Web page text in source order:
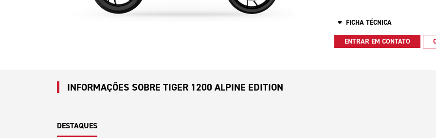
FICHA TÉCNICA
ENTRAR EM CONTATO
INFORMAÇÕES SOBRE TIGER 1200 ALPINE EDITION
DESTAQUES